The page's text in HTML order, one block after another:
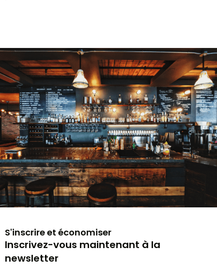
S'inscrire et économiser
Inscrivez-vous maintenant à la
newsletter